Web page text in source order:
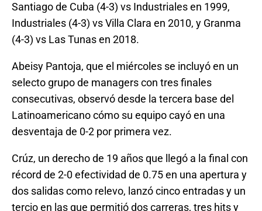
Santiago de Cuba (4-3) vs Industriales en 1999,
Industriales (4-3) vs Villa Clara en 2010, y Granma
(4-3) vs Las Tunas en 2018.
Abeisy Pantoja, que el miércoles se incluyó en un
selecto grupo de managers con tres finales
consecutivas, observó desde la tercera base del
Latinoamericano cómo su equipo cayó en una
desventaja de 0-2 por primera vez.
Crúz, un derecho de 19 años que llegó a la final con
récord de 2-0 efectividad de 0.75 en una apertura y
dos salidas como relevo, lanzó cinco entradas y un
tercio en las que permitió dos carreras, tres hits y